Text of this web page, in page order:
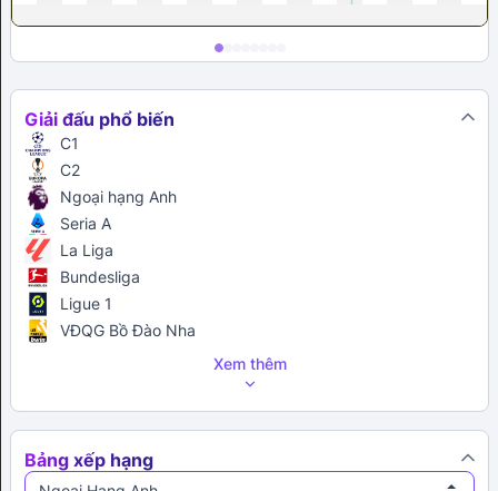
Giải đấu phổ biến
C1
C2
Ngoại hạng Anh
Seria A
La Liga
Bundesliga
Ligue 1
VĐQG Bồ Đào Nha
Xem thêm
Bảng xếp hạng